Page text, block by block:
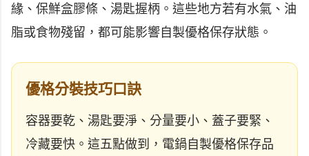
緣、保鮮盒膠條、湯匙握柄。這些地方若有水氣、油
脂或食物殘留，都可能影響自製優格保存狀態。
優格分裝技巧口訣
容器要乾、湯匙要淨、分量要小、蓋子要緊、
冷藏要快。這五點做到，電鍋自製優格保存品